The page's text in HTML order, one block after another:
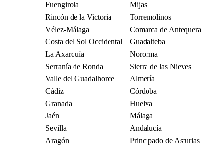
Fuengirola
Mijas
Rincón de la Victoria
Torremolinos
Vélez-Málaga
Comarca de Antequera
Costa del Sol Occidental
Guadalteba
La Axarquía
Nororma
Serranía de Ronda
Sierra de las Nieves
Valle del Guadalhorce
Almería
Cádiz
Córdoba
Granada
Huelva
Jaén
Málaga
Sevilla
Andalucía
Aragón
Principado de Asturias